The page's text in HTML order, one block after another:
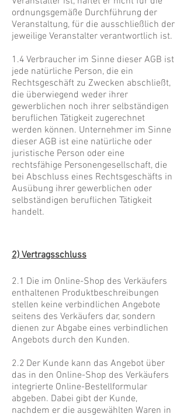
ordnungsgemäße Durchführung der
Veranstaltung, für die ausschließlich der
jeweilige Veranstalter verantwortlich ist.
1.4 Verbraucher im Sinne dieser AGB ist
jede natürliche Person, die ein
Rechtsgeschäft zu Zwecken abschließt,
die überwiegend weder ihrer
gewerblichen noch ihrer selbständigen
beruflichen Tätigkeit zugerechnet
werden können. Unternehmer im Sinne
dieser AGB ist eine natürliche oder
juristische Person oder eine
rechtsfähige Personengesellschaft, die
bei Abschluss eines Rechtsgeschäfts in
Ausübung ihrer gewerblichen oder
selbständigen beruflichen Tätigkeit
handelt.
2) Vertragsschluss
2.1 Die im Online-Shop des Verkäufers
enthaltenen Produktbeschreibungen
stellen keine verbindlichen Angebote
seitens des Verkäufers dar, sondern
dienen zur Abgabe eines verbindlichen
Angebots durch den Kunden.
2.2 Der Kunde kann das Angebot über
das in den Online-Shop des Verkäufers
integrierte Online-Bestellformular
abgeben. Dabei gibt der Kunde,
nachdem er die ausgewählten Waren in